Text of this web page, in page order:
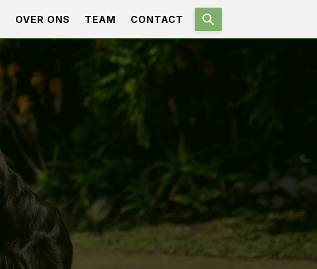
OVER ONS TEAM CONTACT